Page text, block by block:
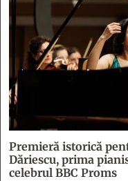
Premieră istorică
Dăriescu, prima
celebrul BBC Proms